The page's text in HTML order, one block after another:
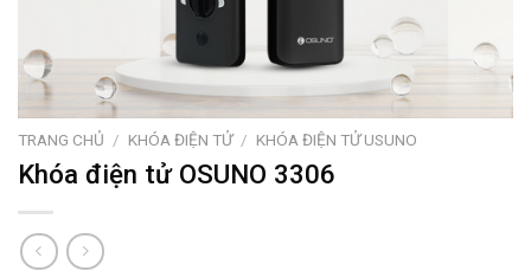
TRANG CHỦ / KHÓA ĐIỆN TỬ / KHÓA ĐIỆN TỬ USUNO
Khóa điện tử OSUNO 3306